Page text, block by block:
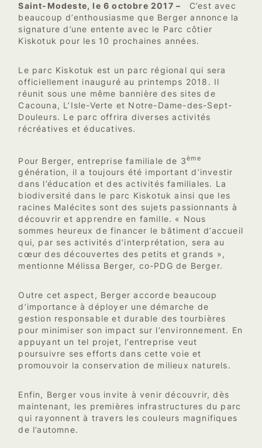
Saint-Modeste, le 6 octobre 2017 –
C’est avec
beaucoup d’enthousiasme que Berger annonce la
signature d’une entente avec le Parc côtier
Kiskotuk pour les 10 prochaines années.
Le parc Kiskotuk est un parc régional qui sera
officiellement inauguré au printemps 2018. Il
réunit sous une même bannière des sites de
Cacouna, L’Isle-Verte et Notre-Dame-des-Sept-
Douleurs. Le parc offrira diverses activités
récréatives et éducatives.
Pour Berger, entreprise familiale de 3ème
génération, il a toujours été important d’investir
dans l’éducation et des activités familiales. La
biodiversité dans le parc Kiskotuk ainsi que les
racines Malécites sont des sujets passionnants à
découvrir et apprendre en famille. « Nous
sommes heureux de financer le bâtiment d’accueil
qui, par ses activités d’interprétation, sera au
cœur des découvertes des petits et grands »,
mentionne Mélissa Berger, co-PDG de Berger.
Outre cet aspect, Berger accorde beaucoup
d’importance à déployer une démarche de
gestion responsable et durable des tourbières
pour minimiser son impact sur l’environnement. En
appuyant un tel projet, l’entreprise veut
poursuivre ses efforts dans cette voie et
promouvoir la conservation de milieux naturels.
Enfin, Berger vous invite à venir découvrir, dès
maintenant, les premières infrastructures du parc
qui rayonnent à travers les couleurs magnifiques
de l’automne.